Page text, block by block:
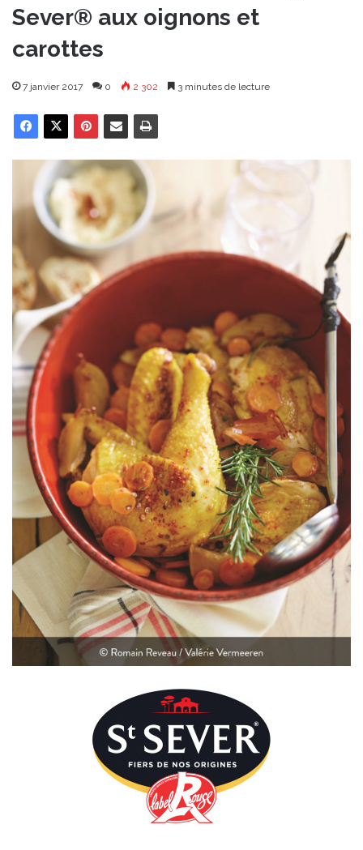
Sever® aux oignons et
carottes
7 janvier 2017 0 2 302 3 minutes de lecture